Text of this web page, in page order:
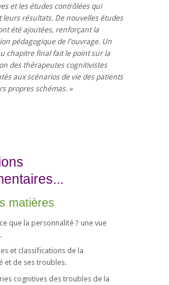
et les études contrôlées qui
leurs résultats. De nouvelles études
été ajoutées, renforçant la
pédagogique de l'ouvrage. Un
chapitre final fait le point sur la
des thérapeutes cognitivistes
aux scénarios de vie des patients
propres schémas.
matières
que la personnalité ? une vue
et classifications de la
et de ses troubles.
cognitives des troubles de la